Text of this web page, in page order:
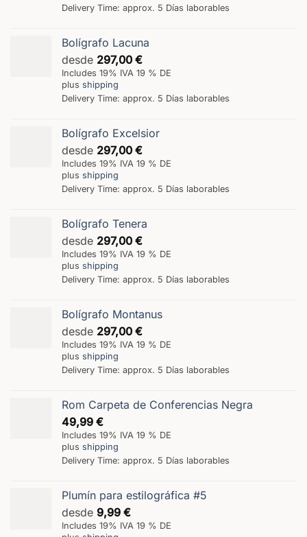
Delivery Time: approx. 5 Días laborables
Bolígrafo Lacuna
desde 297,00 €
Includes 19% IVA 19 % DE
plus shipping
Delivery Time: approx. 5 Días laborables
Bolígrafo Excelsior
desde 297,00 €
Includes 19% IVA 19 % DE
plus shipping
Delivery Time: approx. 5 Días laborables
Bolígrafo Tenera
desde 297,00 €
Includes 19% IVA 19 % DE
plus shipping
Delivery Time: approx. 5 Días laborables
Bolígrafo Montanus
desde 297,00 €
Includes 19% IVA 19 % DE
plus shipping
Delivery Time: approx. 5 Días laborables
Rom Carpeta de Conferencias Negra
49,99 €
Includes 19% IVA 19 % DE
plus shipping
Delivery Time: approx. 5 Días laborables
Plumín para estilográfica #5
desde 9,99 €
Includes 19% IVA 19 % DE